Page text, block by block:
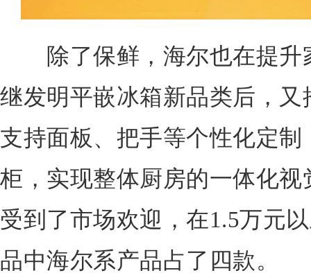
除了保鲜，海尔也在提升
继发明平嵌冰箱新品类后，又
支持面板、把手等个性化定
柜，实现整体厨房的一体化
受到了市场欢迎，在1.5万元
品中海尔系产品占了四款。